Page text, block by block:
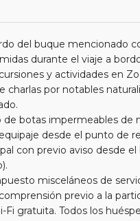
del buque mencionado
durante el viaje a
y actividades en
charlas por notables
de botas impermeables de
desde el punto de
con previo aviso desde
misceláneos de
previo a la
Fi gratuita. Todos los